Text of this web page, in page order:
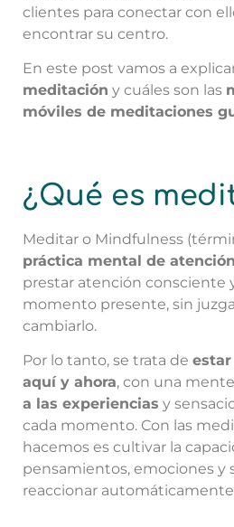
clientes para conectar con
encontrar su centro.
En este post vamos a
meditación y cuáles son las
móviles de meditaciones
¿Qué es
Meditar o Mindfulness
práctica mental de
prestar atención consciente
momento presente, sin
cambiarlo.
Por lo tanto, se trata de
aquí y ahora, con una
a las experiencias y
cada momento. Con las
hacemos es cultivar la
pensamientos, emociones y
reaccionar automáticamente